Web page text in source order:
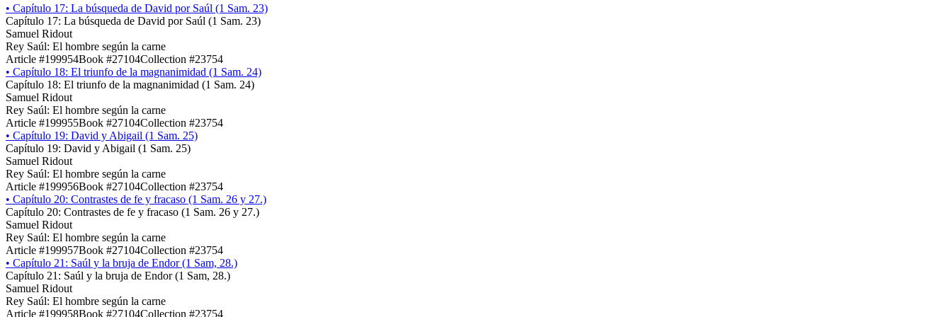
• Capítulo 17: La búsqueda de David por Saúl (1 Sam. 23)
Capítulo 17: La búsqueda de David por Saúl (1 Sam. 23)
Samuel Ridout
Rey Saúl: El hombre según la carne
Article #199954Book #27104Collection #23754
• Capítulo 18: El triunfo de la magnanimidad (1 Sam. 24)
Capítulo 18: El triunfo de la magnanimidad (1 Sam. 24)
Samuel Ridout
Rey Saúl: El hombre según la carne
Article #199955Book #27104Collection #23754
• Capítulo 19: David y Abigail (1 Sam. 25)
Capítulo 19: David y Abigail (1 Sam. 25)
Samuel Ridout
Rey Saúl: El hombre según la carne
Article #199956Book #27104Collection #23754
• Capítulo 20: Contrastes de fe y fracaso (1 Sam. 26 y 27.)
Capítulo 20: Contrastes de fe y fracaso (1 Sam. 26 y 27.)
Samuel Ridout
Rey Saúl: El hombre según la carne
Article #199957Book #27104Collection #23754
• Capítulo 21: Saúl y la bruja de Endor (1 Sam, 28.)
Capítulo 21: Saúl y la bruja de Endor (1 Sam, 28.)
Samuel Ridout
Rey Saúl: El hombre según la carne
Article #199958Book #27104Collection #23754